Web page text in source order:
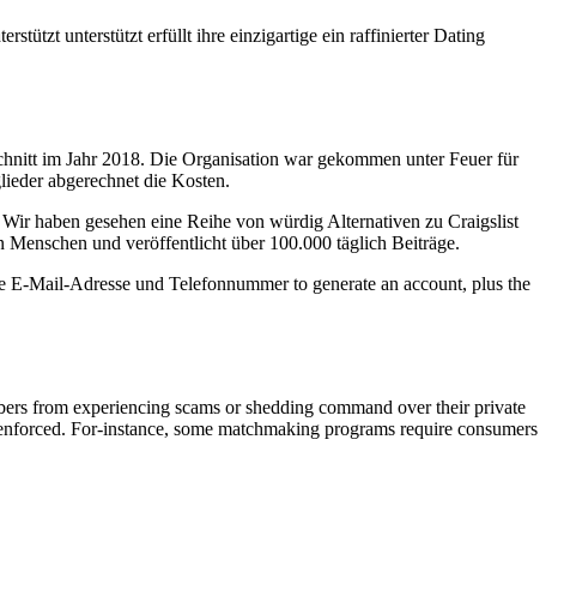
unterstützt erfüllt ihre einzigartige ein raffinierter Dating
im Jahr 2018. Die Organisation war gekommen unter Feuer für
abgerechnet die Kosten.
haben gesehen eine Reihe von würdig Alternativen zu Craigslist
und veröffentlicht über 100.000 täglich Beiträge.
Mail-Adresse und Telefonnummer to generate an account, plus the
from experiencing scams or shedding command over their private
For-instance, some matchmaking programs require consumers